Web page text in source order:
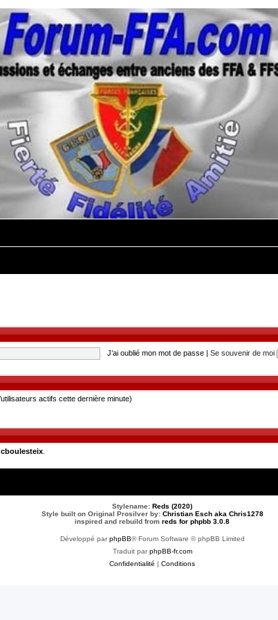
J’ai oublié mon mot de passe Se souvenir de moi
actifs cette dernière minute)
cboulesteix
Stylename: Reds (2020)
Style built on Original Prosilver by: Christian Esch aka Chris1278
inspired and rebuild from reds for phpbb 3.0.8
Développé parphpBB® Forum Software © phpBB Limited
Traduit parphpBB-fr.com
Confidentialité | Conditions